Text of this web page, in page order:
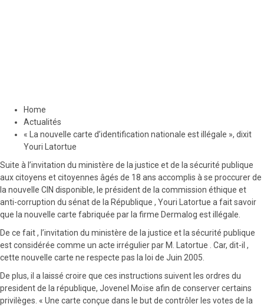
Home
Actualités
« La nouvelle carte d’identification nationale est illégale », dixit
Youri Latortue
Suite à l’invitation du ministère de la justice et de la sécurité publique
aux citoyens et citoyennes âgés de 18 ans accomplis à se proccurer de
la nouvelle CIN disponible, le président de la commission éthique et
anti-corruption du sénat de la République , Youri Latortue a fait savoir
que la nouvelle carte fabriquée par la firme Dermalog est illégale.
De ce fait , l’invitation du ministère de la justice et la sécurité publique
est considérée comme un acte irrégulier par M. Latortue . Car, dit-il ,
cette nouvelle carte ne respecte pas la loi de Juin 2005.
De plus, il a laissé croire que ces instructions suivent les ordres du
president de la république, Jovenel Moïse afin de conserver certains
privilèges. « Une carte conçue dans le but de contrôler les votes de la